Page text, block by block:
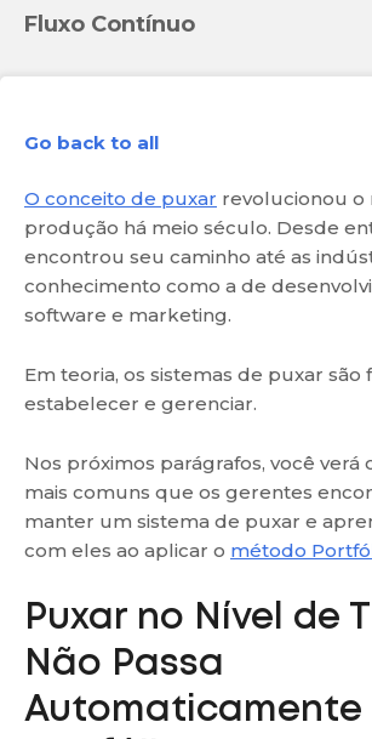
Fluxo Contínuo
Go back to all
O conceito de puxar revolucionou o
produção há meio século. Desde
encontrou seu caminho até as
conhecimento como a de
software e marketing.
Em teoria, os sistemas de puxar são
estabelecer e gerenciar.
Nos próximos parágrafos, você verá
mais comuns que os gerentes
manter um sistema de puxar e
com eles ao aplicar o método
Puxar no Nível de
Não Passa
Automaticamente